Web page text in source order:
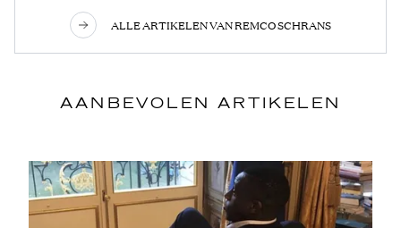
ALLE ARTIKELEN VAN REMCO SCHRANS
AANBEVOLEN ARTIKELEN